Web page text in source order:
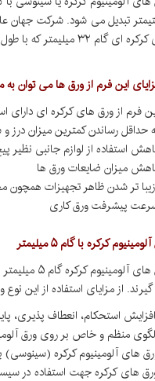
تبدیل می شود. شرکت جهان
که با طول های بلند مورد استفاده قرار گیرند موجب مزایای زیر شده است.
این فرم از ورق ها می توان به
فرم از ورق های کرکره ای
حداقل رساندن کمترین میزان درز
استفاده از لوازم جانبی نظیر
میزان ضایعات ورق ها
زیبا تر شدن ظاهر تجهیزات همچون
پیشرفت ورق کاری
کرکره با گام ۵ میلیمتر
از مزایای استفاده از این
افزایش استحکام، انعطاف پذیری،
منظم و خاص بر روی ورق
های آلومینیوم کرکره